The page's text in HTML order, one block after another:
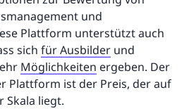
und
Plattform unterstützt auch
sich für Ausbilder und
Möglichkeiten ergeben. Der
Plattform ist der Preis, der auf
Skala liegt.